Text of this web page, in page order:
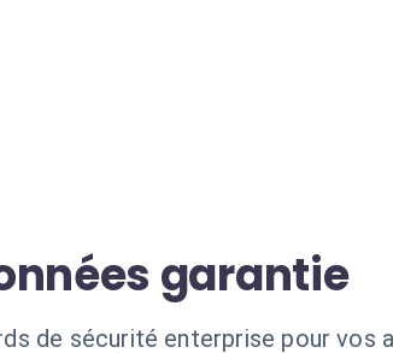
garantie
de sécurité enterprise pour vos